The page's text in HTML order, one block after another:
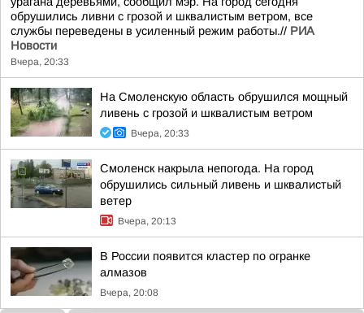
обрушились ливни с грозой и шквалистым ветром, все
службы переведены в усиленный режим работы.// РИА
Новости
Вчера, 20:33
На Смоленскую область обрушился мощный
ливень с грозой и шквалистым ветром
Вчера, 20:33
Смоленск накрыла непогода. На город
обрушились сильный ливень и шквалистый
ветер
Вчера, 20:13
В России появится кластер по огранке
алмазов
Вчера, 20:08